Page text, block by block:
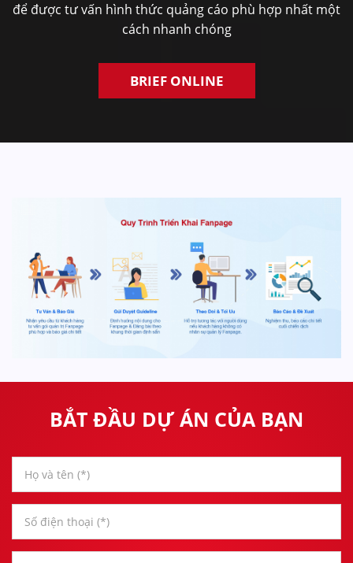
để được tư vấn hình thức quảng cáo phù hợp nhất một
cách nhanh chóng
BRIEF ONLINE
BẮT ĐẦU DỰ ÁN CỦA BẠN